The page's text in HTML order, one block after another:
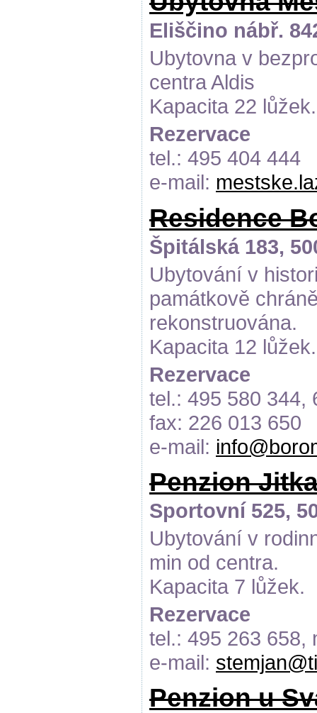
Eliščino nábř.
Ubytovna v
centra Aldis
Kapacita 22 lůžek.
Rezervace
tel.: 495 404 444
e-mail:
Residence
Špitálská 183,
Ubytování v
památkově
rekonstruována.
Kapacita 12 lůžek.
Rezervace
tel.: 495 580 344,
fax: 226 013 650
e-mail:
Penzion
Sportovní 525,
Ubytování v
min od centra.
Kapacita 7 lůžek.
Rezervace
tel.: 495 263 658,
e-mail:
Penzion u